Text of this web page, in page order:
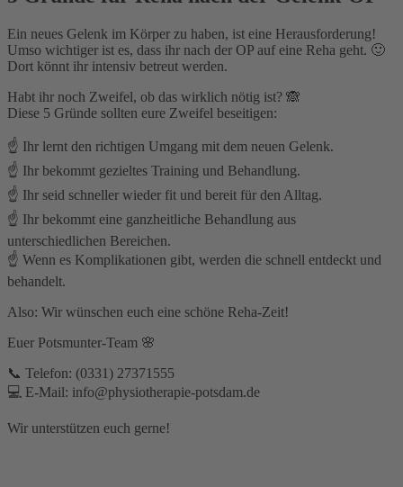
Ein neues Gelenk im Körper zu haben, ist eine Herausforderung!
Umso wichtiger ist es, dass ihr nach der OP auf eine Reha geht. 🙂
Dort könnt ihr intensiv betreut werden.
Habt ihr noch Zweifel, ob das wirklich nötig ist? 🙈
Diese 5 Gründe sollten eure Zweifel beseitigen:
☝️ Ihr lernt den richtigen Umgang mit dem neuen Gelenk.
☝️ Ihr bekommt gezieltes Training und Behandlung.
☝️ Ihr seid schneller wieder fit und bereit für den Alltag.
☝️ Ihr bekommt eine ganzheitliche Behandlung aus
unterschiedlichen Bereichen.
☝️ Wenn es Komplikationen gibt, werden die schnell entdeckt und
behandelt.
Also: Wir wünschen euch eine schöne Reha-Zeit!
Euer Potsmunter-Team 🌸
📞 Telefon: (0331) 27371555⁣
💻 E-Mail: info@physiotherapie-potsdam.de
Wir unterstützen euch gerne!